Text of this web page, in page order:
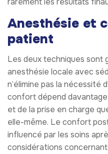
Anesthésie et
patient
Les deux techniques sont
anesthésie locale avec
n’élimine pas la nécessité
confort dépend
et de la prise en charge
elle-même. Le confort
influencé par les soins
considérations